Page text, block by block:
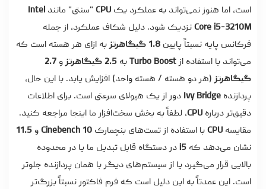
است، اما هنوز نمی‌تواند به عملکرد یک CPU "سنتی" مانند Intel
Core i5-3210M نزدیک شود. دلیل شکاف عملکرد، از جمله
فرکانس پایه نسبتاً پایین 1.8 گیگاهرتز
به ازای هر هسته است که
می‌تواند با استفاده از Turbo Boost به 2.5 گیگاهرتز و 2.7
گیگاهرتز (هر دو هسته / هسته واحد) افزایش یابد. با این حال،
پردازنده Ivy Bridge دور از یک هیولای سرعتی است. برای اطلاعات
دقیق‌تر درباره CPU، لطفاً به بخش سخت‌افزار ما اینجا مراجعه کنید.
مقایسه CPU با استفاده از تست‌های بنچمارک Cinebench 10 و 11.5
نشان می‌دهد که i5 در دستگاه قابل تبدیل ما یا در محدوده
بالایی قرار می‌گیرد یا از سیستم‌های دیگر با همان پردازنده جلوتر
است. این عمدتاً به این دلیل است که فرم فاکتور نسبتاً بزرگ‌تر